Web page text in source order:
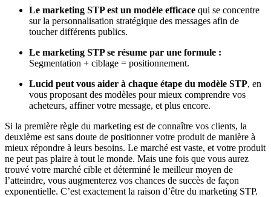
Le marketing STP est un modèle efficace qui se concentre
sur la personnalisation stratégique des messages afin de
toucher différents publics.
Le marketing STP se résume par une formule :
Segmentation + ciblage = positionnement.
Lucid peut vous aider à chaque étape du modèle STP, en
vous proposant des modèles pour mieux comprendre vos
acheteurs, affiner votre message, et plus encore.
Si la première règle du marketing est de connaître vos clients, la
deuxième est sans doute de positionner votre produit de manière à
mieux répondre à leurs besoins. Le marché est vaste, et votre produit
ne peut pas plaire à tout le monde. Mais une fois que vous aurez
trouvé votre marché cible et déterminé le meilleur moyen de
l’atteindre, vous augmenterez vos chances de succès de façon
exponentielle. C’est exactement la raison d’être du marketing STP.